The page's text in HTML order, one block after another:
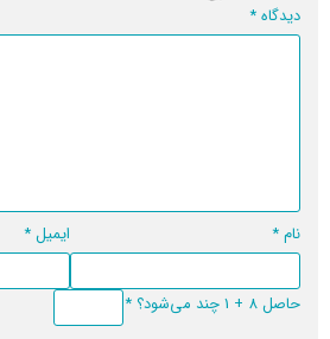
دیدگاه*
نام* ایمیل*
حاصل 8 + 1 چند می‌شود؟ *